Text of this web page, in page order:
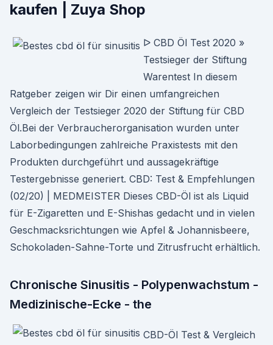
kaufen | Zuya Shop
ᐅ CBD Öl Test 2020 »
Testsieger der Stiftung
Warentest In diesem
Ratgeber zeigen wir Dir einen umfangreichen
Vergleich der Testsieger 2020 der Stiftung für CBD
Öl.Bei der Verbraucherorganisation wurden unter
Laborbedingungen zahlreiche Praxistests mit den
Produkten durchgeführt und aussagekräftige
Testergebnisse generiert. CBD: Test & Empfehlungen
(02/20) | MEDMEISTER Dieses CBD-Öl ist als Liquid
für E-Zigaretten und E-Shishas gedacht und in vielen
Geschmacksrichtungen wie Apfel & Johannisbeere,
Schokoladen-Sahne-Torte und Zitrusfrucht erhältlich.
Chronische Sinusitis - Polypenwachstum -
Medizinische-Ecke - the
CBD-Öl Test & Vergleich